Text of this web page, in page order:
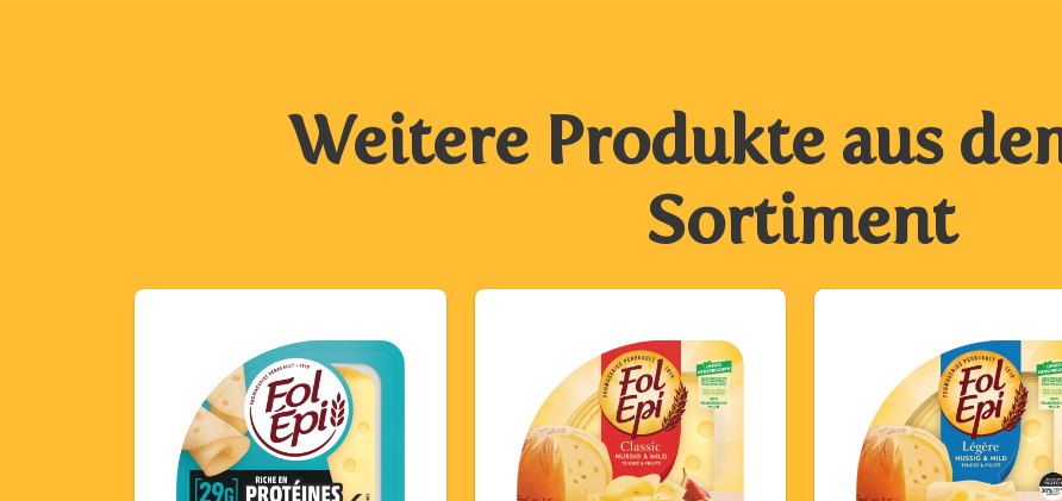
Weitere Produkte aus
Sortiment